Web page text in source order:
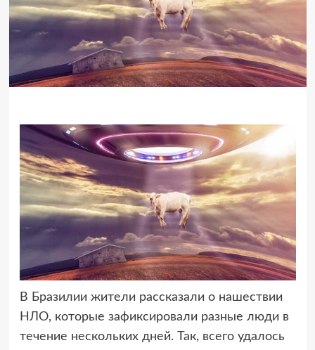
В Бразилии жители рассказали о нашествии
НЛО, которые зафиксировали разные люди в
течение нескольких дней. Так, всего удалось